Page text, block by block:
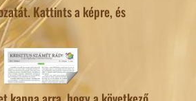
Kattints a képre, és